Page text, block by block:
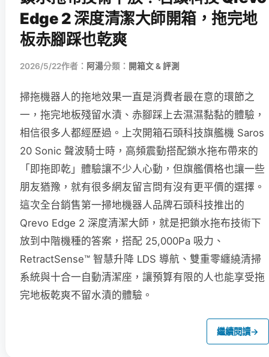
Edge 2 深度清潔大師開箱，拖完地
板赤腳踩也乾爽
2026/5/22作者： 阿湯分類： 開箱文 & 評測
掃拖機器人的拖地效果一直是消費者最在意的環節之
一，拖完地板殘留水漬、赤腳踩上去濕濕黏黏的體驗，
相信很多人都經歷過。上次開箱石頭科技旗艦機 Saros
20 Sonic 聲波騎士時，高頻震動搭配鎖水拖布帶來的
「即拖即乾」體驗讓不少人心動，但旗艦價格也讓一些
朋友猶豫，就有很多網友留言問有沒有更平價的選擇。
這次全台銷售第一掃地機器人品牌石頭科技推出的
Qrevo Edge 2 深度清潔大師，就是把鎖水拖布技術下
放到中階機種的答案，搭配 25,000Pa 吸力、
RetractSense™ 智慧升降 LDS 導航、雙重零纏繞清掃
系統與十合一自動清潔座，讓預算有限的人也能享受拖
完地板乾爽不留水漬的體驗。
繼續閱讀→